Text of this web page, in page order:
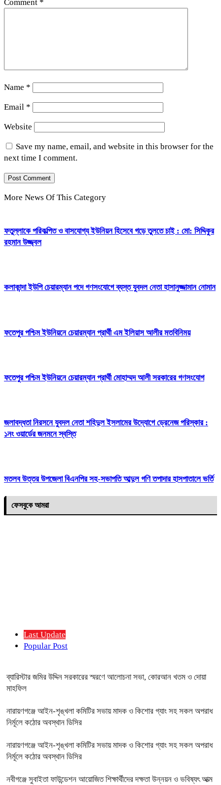
Comment *
Name *
Email *
Website
Save my name, email, and website in this browser for the
next time I comment.
More News Of This Category
ফতুল্লাকে পরিকল্পিত ও বাসযোগ্য ইউনিয়ন হিসেবে গড়ে তুলতে চাই : মো: সিদ্দিকুর
রহমান উজ্জ্বল
কলাকান্দা ইউপি চেয়ারম্যান পদে গণসংযোগে ব্যস্ত যুবদল নেতা হাসানুজ্জামান নোমান
ফতেপুর পশ্চিম ইউনিয়নে চেয়ারম্যান প্রার্থী এম ইলিয়াস আলীর মতবিনিময়
ফতেপুর পশ্চিম ইউনিয়নে চেয়ারম্যান প্রার্থী মোহাম্মদ আলী সরকারের গণসংযোগ
জলাবদ্ধতা নিরসনে যুবদল নেতা শহিদুল ইসলামের উদ্যোগে ড্রেনেজ পরিস্কার :
১নং ওয়ার্ডের জনমনে স্বস্তি
মতলব উত্তর উপজেলা বিএনপির সহ-সভাপতি আব্দুল গণি তপাদার হাসপাতালে ভর্তি
ফেসবুকে আমরা
Last Update
Popular Post
ব্যারিস্টার জমির উদ্দিন সরকারের স্মরণে আলোচনা সভা, কোরআন খতম ও দোয়া
মাহফিল
নারায়ণগঞ্জে আইন-শৃঙ্খলা কমিটির সভায় মাদক ও কিশোর গ্যাং সহ সকল অপরাধ
নির্মূলে কঠোর অবস্থান ডিসির
নারায়ণগঞ্জে আইন-শৃঙ্খলা কমিটির সভায় মাদক ও কিশোর গ্যাং সহ সকল অপরাধ
নির্মূলে কঠোর অবস্থান ডিসির
নবীগঞ্জে সুবাইতা ফাউন্ডেশন আয়োজিত শিক্ষার্থীদের দক্ষতা উন্নয়ন ও ভবিষ্যৎ আত্ম